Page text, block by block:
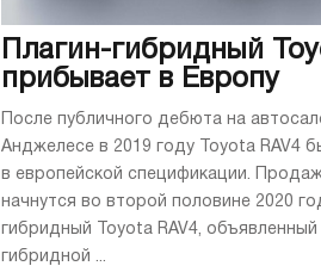
Плагин-гибридный
прибывает в Европу
После публичного дебюта на
Анджелесе в 2019 году Toyota RAV4
в европейской спецификации.
начнутся во второй половине 2020
гибридный Toyota RAV4, объявленный
гибридной ...